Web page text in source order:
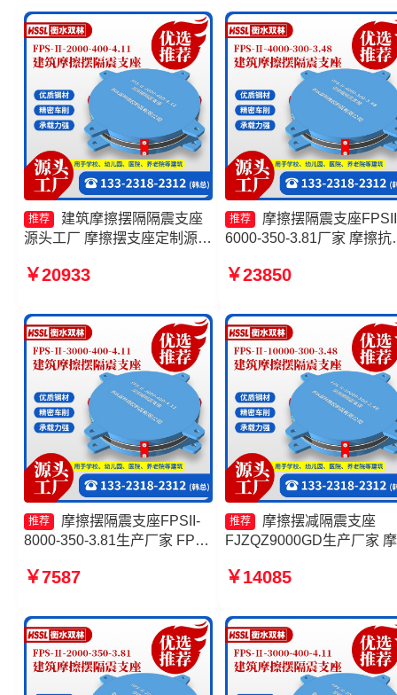
推荐
建筑摩擦摆隔隔震支座
源头工厂 摩擦摆支座定制源头
FPS建筑摩擦摆支座厂家
￥20933
推荐
摩擦摆隔震支座
6000-350-3.81厂家 摩擦抗
摩擦摆隔震支座FPSII-
￥23850
推荐
摩擦摆隔震支座FPSII-
8000-350-3.81生产厂家 FPS
震支座FPS-Ⅱ-2000-500-3.8
￥7587
推荐
摩擦摆减隔震支座
FJZQZ9000GD生产厂家
3.48生产厂家 摩擦摆隔震
隔震支座FPSII-8000-350-
3.81源头工厂
￥14085